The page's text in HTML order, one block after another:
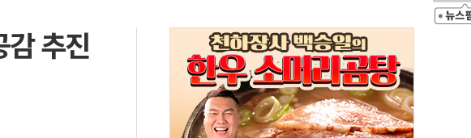
, 노소영에 9440억 지급 확정되나…재상고 앞두고 막판 셈법
, 명동 소상공인에 '행복상자' 전달
광복절 현수막 '태극기 거꾸로' 논란…이틀만에 철거
, 보충역 전면 손질… 예술·체육요원 최대 33% 감축
스發 대형마트 판매, 역대 최대폭 감소한 9.4%↓…유통업계 양극화 심화
추진